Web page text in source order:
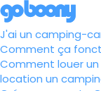
J'ai un camping-
Comment ça
Comment louer
location un